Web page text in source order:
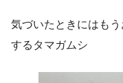
気づいたときにはも
するタマガムシ